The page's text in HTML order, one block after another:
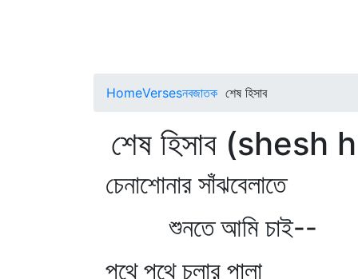
HomeVersesনবজাতক শেষ হিসাব
শেষ হিসাব (shesh
চেনাশোনার সাঁঝবেলাতে
শুনতে আমি চাই--
পথে পথে চলার পালা